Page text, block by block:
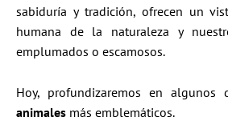
sabiduría y tradición, ofrecen un
humana de la naturaleza y
emplumados o escamosos.
Hoy, profundizaremos en algunos
animales más emblemáticos.